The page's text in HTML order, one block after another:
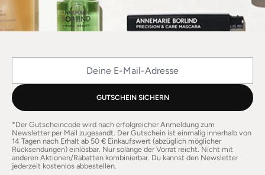
GUTSCHEIN SICHERN
*Der Gutscheincode wird nach erfolgreicher Anmeldung zum
Newsletter per Mail zugesandt. Der Gutschein ist einmalig innerhalb von
14 Tagen nach Erhalt ab 50 € Einkaufswert (abzüglich möglicher
Rücksendungen) einlösbar. Nur solange der Vorrat reicht. Nicht mit
anderen Aktionen/Rabatten kombinierbar. Du kannst den Newsletter
jederzeit kostenlos abbestellen.